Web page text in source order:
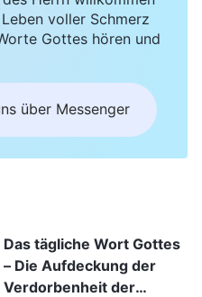
voller Schmerz
Gottes hören und
über Messenger
Das tägliche Wort Gottes
– Die Aufdeckung der
Verdorbenheit der